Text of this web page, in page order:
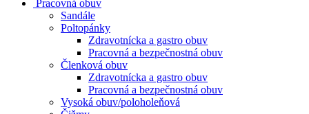
Pracovná obuv
Sandále
Poltopánky
Zdravotnícka a gastro obuv
Pracovná a bezpečnostná obuv
Členková obuv
Zdravotnícka a gastro obuv
Pracovná a bezpečnostná obuv
Vysoká obuv/poloholeňová